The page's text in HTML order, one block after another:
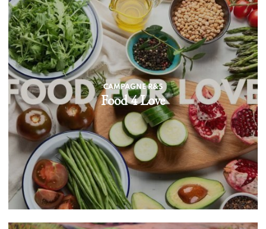
CAMPAGNE R&S
Food 4 Love